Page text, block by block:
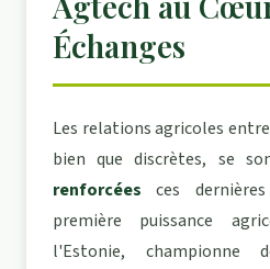
Échanges
Les relations agricoles
bien que discrètes, se
renforcées ces
première puissance
l'Estonie, championne